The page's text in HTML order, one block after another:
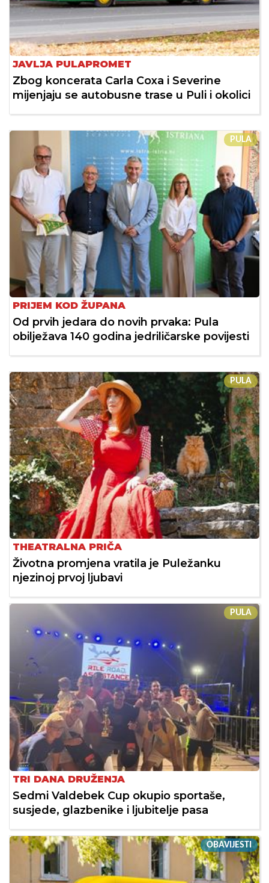
JAVLJA PULAPROMET
Zbog koncerata Carla Coxa i Severine
mijenjaju se autobusne trase u Puli i okolici
PULA
PRIJEM KOD ŽUPANA
Od prvih jedara do novih prvaka: Pula
obilježava 140 godina jedriličarske povijesti
PULA
THEATRALNA PRIČA
Životna promjena vratila je Puležanku
njezinoj prvoj ljubavi
PULA
TRI DANA DRUŽENJA
Sedmi Valdebek Cup okupio sportaše,
susjede, glazbenike i ljubitelje pasa
OBAVIJESTI